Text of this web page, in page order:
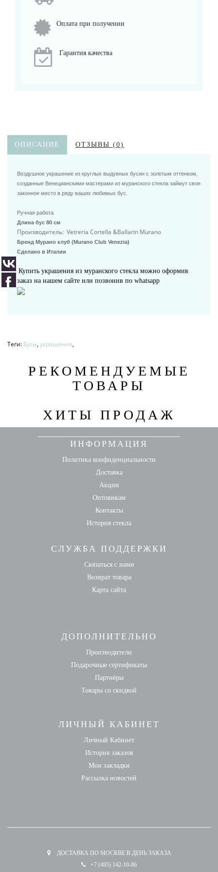
Оплата при получении
Гарантия качества
ОПИСАНИЕ ОТЗЫВЫ (0)
Воздушное украшение из круглых выдувных бусин с золотым оттенком,
созданные Венецианскими мастерами из муранского стекла займут свое
законное место в ряду ваших любимых бус.
Ручная работа
Длина бус 80 см
Производитель: Vetreria Cortella &Ballarin Murano
Бренд Мурано клуб (Murano Club Venezia)
Сделано в Италии
Купить украшения из муранского стекла можно оформив
заказ на нашем сайте или позвонив по whatsapp
Теги: Бусы, украшения,
РЕКОМЕНДУЕМЫЕ
ТОВАРЫ
ХИТЫ ПРОДАЖ
ИНФОРМАЦИЯ
Политика конфиденциальности
Доставка
Акции
Оптовикам
Контакты
История стекла
СЛУЖБА ПОДДЕРЖКИ
Связаться с нами
Возврат товара
Карта сайта
ДОПОЛНИТЕЛЬНО
Производители
Подарочные сертификаты
Партнёры
Товары со скидкой
ЛИЧНЫЙ КАБИНЕТ
Личный Кабинет
История заказов
Мои закладки
Рассылка новостей
ДОСТАВКА ПО МОСКВЕ В ДЕНЬ ЗАКАЗА
+7 (495) 142-10-86